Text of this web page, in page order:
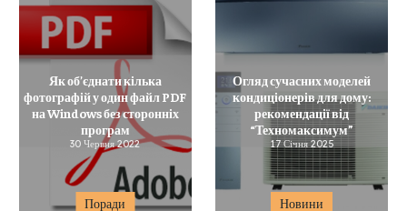
Поради
Як об’єднати кілька
фотографій у один файл PDF
на Windows без сторонніх
програм
30 Червня 2022
Новини
Огляд сучасних моделей
кондиціонерів для дому:
рекомендації від
“Техномаксимум”
17 Січня 2025